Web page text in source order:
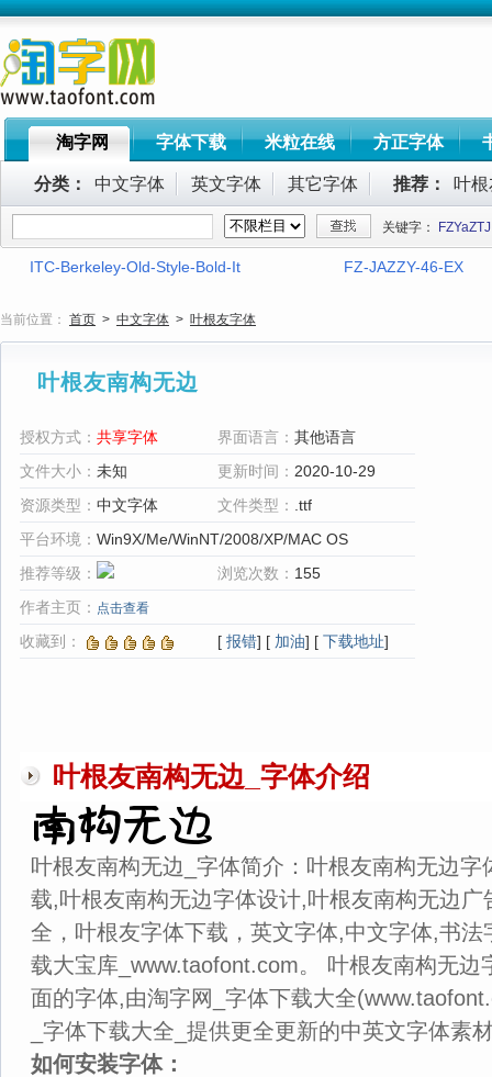
淘字网 字体下载 米粒在线 方正字体
分类： 中文字体 英文字体 其它字体 推荐： 叶
关键字： FZYaZTJ
ITC-Berkeley-Old-Style-Bold-It FZ-JAZZY-46-EX
当前位置： 首页 > 中文字体 > 叶根友字体
叶根友南构无边
授权方式： 共享字体 界面语言： 其他语言
文件大小： 未知 更新时间： 2020-10-29
资源类型： 中文字体 文件类型：
.ttf
平台环境： Win9X/Me/WinNT/2008/XP/MAC OS
推荐等级：
浏览次数： 155
作者主页： 点击查看
收藏到： [ 报错] [ 加油] [ 下载地址]
叶根友南构无边_字体介绍
叶根友南构无边_字体简介：叶根友南构无边
载,叶根友南构无边字体设计,叶根友南构无边
全，叶根友字体下载，英文字体,中文字体,书
载大宝库_www.taofont.com。 叶根友南构无边
面的字体,由淘字网_字体下载大全
_字体下载大全_提供更全更新的中英文字体素
如何安装字体：